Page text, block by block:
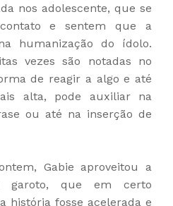
nos adolescente, que se
e sentem que a
humanização do ídolo.
vezes são notadas no
de reagir a algo e até
alta, pode auxiliar na
ou até na inserção de
Gabie aproveitou a
garoto, que em certo
história fosse acelerada e